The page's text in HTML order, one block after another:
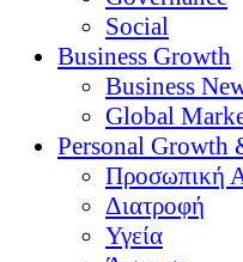
Social
Business Growth
Business
Global
Personal Growth
Προσωπική
Διατροφή
Υγεία